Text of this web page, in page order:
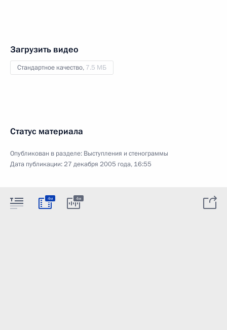
Загрузить видео
Стандартное качество, 7.5 МБ
Статус материала
Опубликован в разделе: Выступления и стенограммы
Дата публикации:27 декабря 2005 года, 16:55
4м 4м